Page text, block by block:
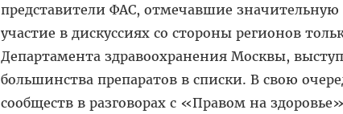
представители ФАС, отмечавшие
участие в дискуссиях со стороны регионов
Департамента здравоохранения Москвы,
большинства препаратов в списки. В свою
сообществ в разговорах с «Правом на